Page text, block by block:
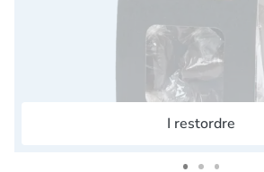
I restordre